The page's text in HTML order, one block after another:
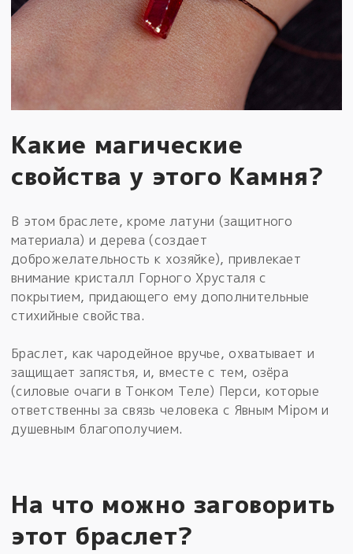
Какие магические
свойства у этого Камня?
В этом браслете, кроме латуни (защитного
материала) и дерева (создает
доброжелательность к хозяйке), привлекает
внимание кристалл Горного Хрусталя с
покрытием, придающего ему дополнительные
стихийные свойства.
Браслет, как чародейное вручье, охватывает и
защищает запястья, и, вместе с тем, озёра
(силовые очаги в Тонком Теле) Перси, которые
ответственны за связь человека с Явным Мiром и
душевным благополучием.
На что можно заговорить
этот браслет?